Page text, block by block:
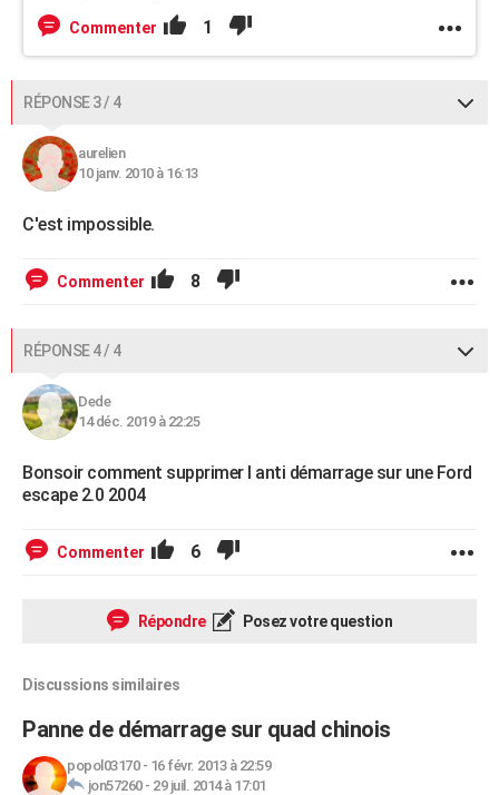
Commenter 1
RÉPONSE 3 / 4
aurelien
10 janv. 2010 à 16:13
C'est impossible.
Commenter 8
RÉPONSE 4 / 4
Dede
14 déc. 2019 à 22:25
Bonsoir comment supprimer l anti démarrage sur une Ford
escape 2.0 2004
Commenter 6
Répondre Posez votre question
Discussions similaires
Panne de démarrage sur quad chinois
popol03170- 16 févr. 2013 à 22:59
jon57260- 29 juil. 2014 à 17:01